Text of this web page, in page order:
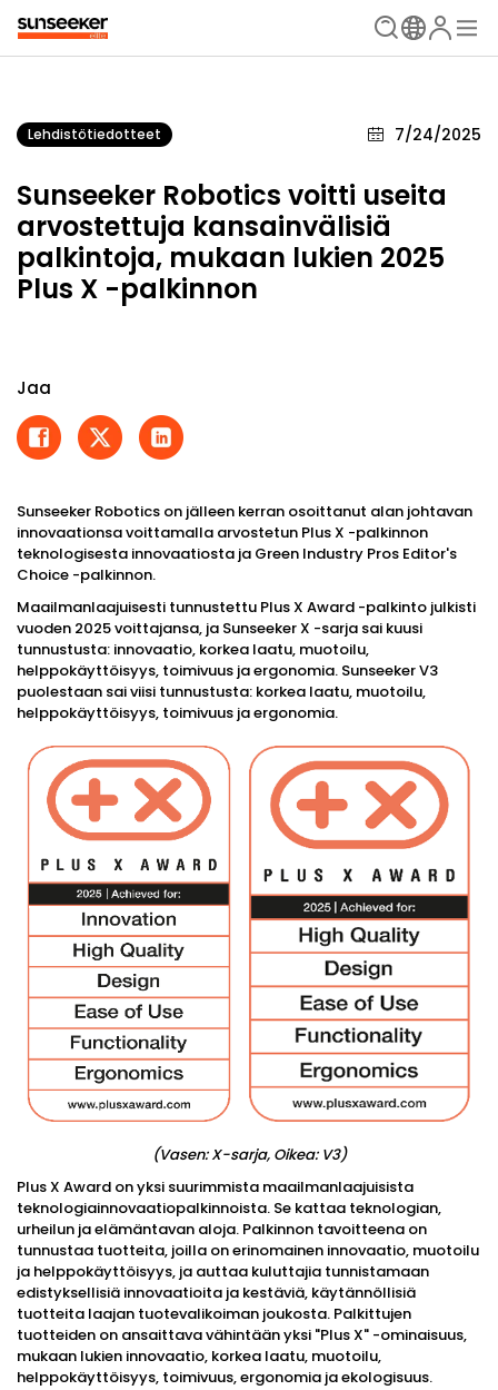
Lehdistötiedotteet 7/24/2025
Sunseeker Robotics voitti useita
arvostettuja kansainvälisiä
palkintoja, mukaan lukien 2025
Plus X -palkinnon
Jaa
Sunseeker Robotics on jälleen kerran osoittanut alan johtavan
innovaationsa voittamalla arvostetun Plus X -palkinnon
teknologisesta innovaatiosta ja Green Industry Pros Editor's
Choice -palkinnon.
Maailmanlaajuisesti tunnustettu Plus X Award -palkinto julkisti
vuoden 2025 voittajansa, ja Sunseeker X -sarja sai kuusi
tunnustusta: innovaatio, korkea laatu, muotoilu,
helppokäyttöisyys, toimivuus ja ergonomia. Sunseeker V3
puolestaan ​​sai viisi tunnustusta: korkea laatu, muotoilu,
helppokäyttöisyys, toimivuus ja ergonomia.
(Vasen: X-sarja, Oikea: V3)
Plus X Award on yksi suurimmista maailmanlaajuisista
teknologiainnovaatiopalkinnoista. Se kattaa teknologian,
urheilun ja elämäntavan aloja. Palkinnon tavoitteena on
tunnustaa tuotteita, joilla on erinomainen innovaatio, muotoilu
ja helppokäyttöisyys, ja auttaa kuluttajia tunnistamaan
edistyksellisiä innovaatioita ja kestäviä, käytännöllisiä
tuotteita laajan tuotevalikoiman joukosta. Palkittujen
tuotteiden on ansaittava vähintään yksi "Plus X" -ominaisuus,
mukaan lukien innovaatio, korkea laatu, muotoilu,
helppokäyttöisyys, toimivuus, ergonomia ja ekologisuus.